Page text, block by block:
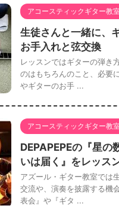
アコースティックギター教
生徒さんと一緒に、
お手入れと弦交換
レッスンではギターの弾き
のはもちろんのこと、必要
やギターのお手 ...
アコースティックギター教
DEPAPEPEの『星の
いは届く』をレッス
アズール・ギター教室では
交流や、演奏を披露する機
表会』や『ギタ ...